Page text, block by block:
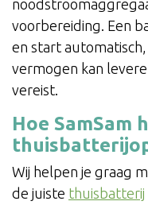
voorbereiding. Een
en start
vermogen kan
vereist.
Hoe SamSam
Wij helpen je graag
de juiste thuisbatterij